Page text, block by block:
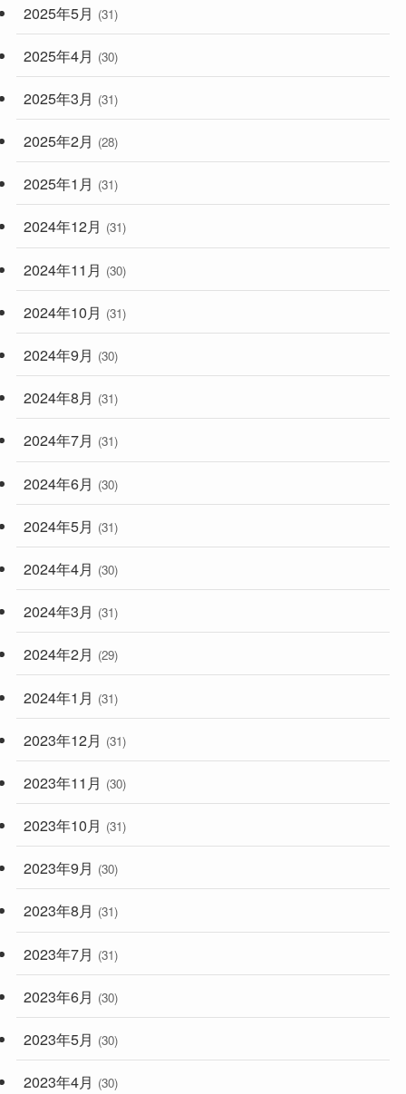
2025年5月 (31)
2025年4月 (30)
2025年3月 (31)
2025年2月 (28)
2025年1月 (31)
2024年12月 (31)
2024年11月 (30)
2024年10月 (31)
2024年9月 (30)
2024年8月 (31)
2024年7月 (31)
2024年6月 (30)
2024年5月 (31)
2024年4月 (30)
2024年3月 (31)
2024年2月 (29)
2024年1月 (31)
2023年12月 (31)
2023年11月 (30)
2023年10月 (31)
2023年9月 (30)
2023年8月 (31)
2023年7月 (31)
2023年6月 (30)
2023年5月 (30)
2023年4月 (30)